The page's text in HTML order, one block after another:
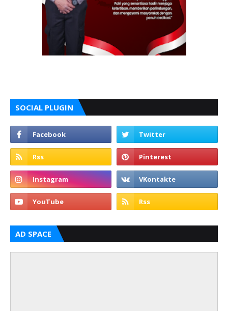
SOCIAL PLUGIN
AD SPACE